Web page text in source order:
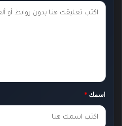
ت
ك
*
اسمك *